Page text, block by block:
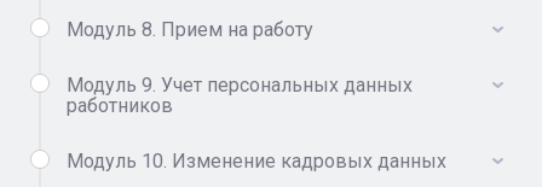
Модуль 8. Прием на работу
Модуль 9. Учет персональных данных
работников
Модуль 10. Изменение кадровых данных